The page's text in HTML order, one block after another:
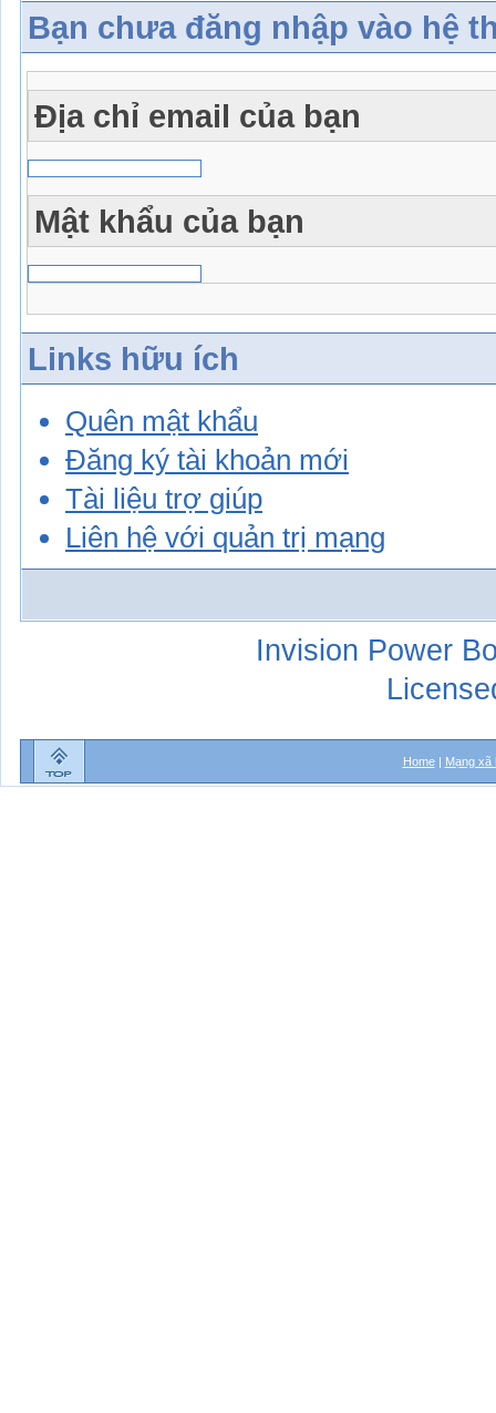
Bạn chưa đăng nhập vào hệ
Địa chỉ email của bạn
Mật khẩu của bạn
Links hữu ích
Quên mật khẩu
Đăng ký tài khoản mới
Tài liệu trợ giúp
Liên hệ với quản trị mạng
Invision Power
Home| Mạng xã